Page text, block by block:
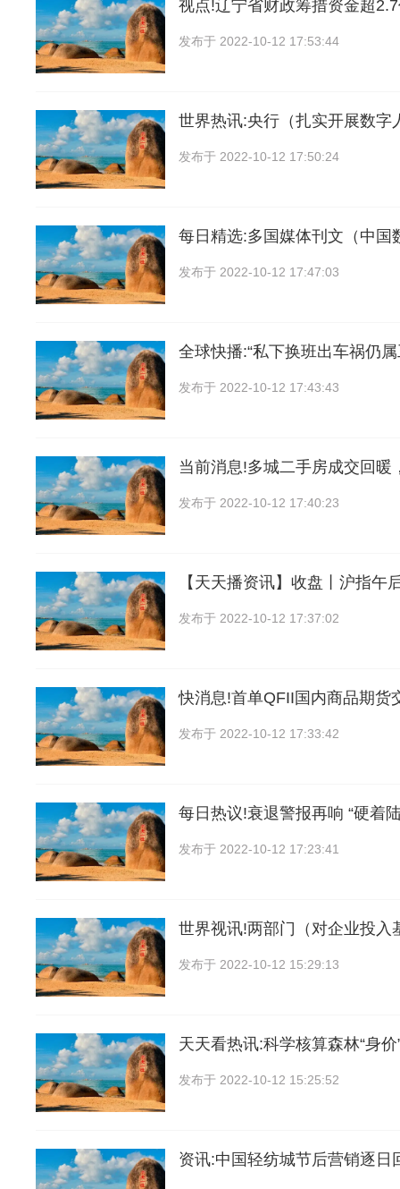
视点!辽宁省财政筹措资金超
发布于 2022-10-12 17:53:44
世界热讯:央行（扎实开展数字
发布于 2022-10-12 17:50:24
每日精选:多国媒体刊文（中国
发布于 2022-10-12 17:47:03
全球快播:“私下换班出车祸仍属
发布于 2022-10-12 17:43:43
当前消息!多城二手房成交回暖
发布于 2022-10-12 17:40:23
【天天播资讯】收盘丨沪指午
发布于 2022-10-12 17:37:02
快消息!首单QFII国内商品期货
发布于 2022-10-12 17:33:42
每日热议!衰退警报再响 “硬着
发布于 2022-10-12 17:23:41
世界视讯!两部门（对企业投入
发布于 2022-10-12 15:29:13
天天看热讯:科学核算森林“身价
发布于 2022-10-12 15:25:52
资讯:中国轻纺城节后营销逐日